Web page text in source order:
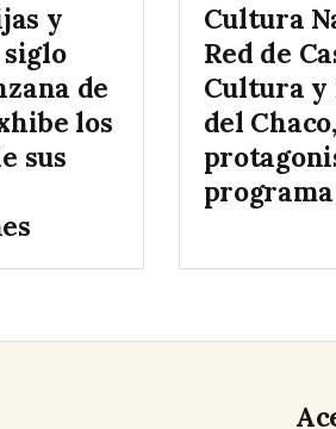
y
de
los
sus
Cultura
Red de
Cultura y
del Chaco,